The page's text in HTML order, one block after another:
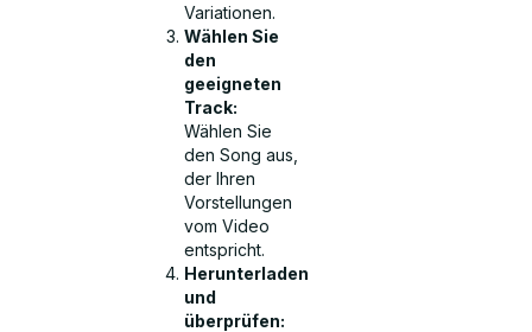
Variationen.
Wählen Sie
den
geeigneten
Track:
Wählen Sie
den Song aus,
der Ihren
Vorstellungen
vom Video
entspricht.
Herunterladen
und
überprüfen: